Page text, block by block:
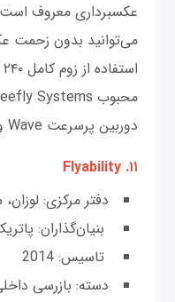
عکسبرداری معروف
می‌توانید بدون زحمت
دوربین پرسرعت Wave و باتری‌های سری SL اشاره کرد.
۱۱. Flyability
دفتر مرکزی:
بنیان‌گذاران:
تاسیس: 2014
دسته: بازرسی